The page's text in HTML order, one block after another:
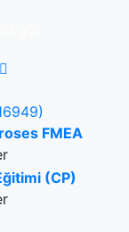
FMEA
(CP)